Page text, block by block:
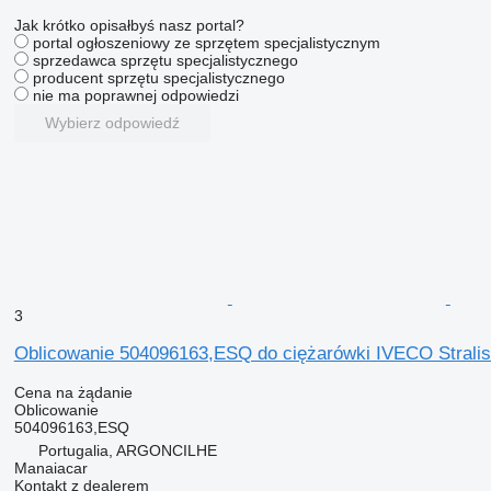
Jak krótko opisałbyś nasz portal?
portal ogłoszeniowy ze sprzętem specjalistycznym
sprzedawca sprzętu specjalistycznego
producent sprzętu specjalistycznego
nie ma poprawnej odpowiedzi
Wybierz odpowiedź
3
Oblicowanie 504096163,ESQ do ciężarówki IVECO
Cena na żądanie
Oblicowanie
504096163,ESQ
Portugalia, ARGONCILHE
Manaiacar
Kontakt z dealerem